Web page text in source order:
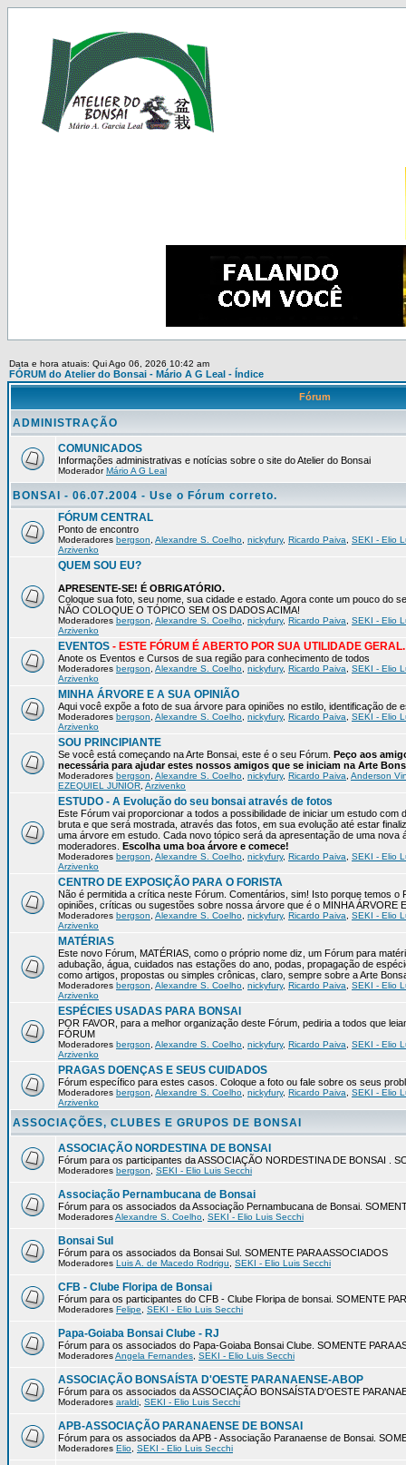
Data e hora atuais: Qui Ago 06, 2026 10:42 am
FÓRUM do Atelier do Bonsai - Mário A G Leal - Índice
Fórum
ADMINISTRAÇÃO
COMUNICADOS
Informações administrativas e notícias sobre o site do Atelier do Bonsai
ModeradorMário A G Leal
BONSAI - 06.07.2004 - Use o Fórum correto.
FÓRUM CENTRAL
Ponto de encontro
Moderadores bergson Alexandre S. Coelho nickyfury, Ricardo Paiva
SEKI - Elio
Arzivenko
QUEM SOU EU?
APRESENTE-SE! É OBRIGATÓRIO.
Coloque sua foto, seu nome, sua cidade e estado. Agora conte um pouco do
NÃO COLOQUE O TÓPICO SEM OS DADOS ACIMA!
Moderadores bergson Alexandre S. Coelho nickyfury, Ricardo Paiva
SEKI - Elio
Arzivenko
EVENTOS - ESTE FÓRUM É ABERTO POR SUA UTILIDADE GERAL.
Anote os Eventos e Cursos de sua região para conhecimento de todos
Moderadores bergson Alexandre S. Coelho nickyfury, Ricardo Paiva
SEKI - Elio
Arzivenko
MINHA ÁRVORE E A SUA OPINIÃO
Aqui você expõe a foto de sua árvore para opiniões no estilo, identificação de
Moderadores bergson Alexandre S. Coelho nickyfury, Ricardo Paiva
SEKI - Elio
Arzivenko
SOU PRINCIPIANTE
Se você está começando na Arte Bonsai, este é o seu Fórum. Peço aos
necessária para ajudar estes nossos amigos que se iniciam na Arte
Moderadores bergson Alexandre S. Coelho nickyfury, Ricardo Paiva Anderson
EZEQUIEL JUNIOR Arzivenko
ESTUDO - A Evolução do seu bonsai através de fotos
Este Fórum vai proporcionar a todos a possibilidade de iniciar um estudo com
bruta e que será mostrada, através das fotos, em sua evolução até estar
uma árvore em estudo. Cada novo tópico será da apresentação de uma
moderadores. Escolha uma boa árvore e comece!
Moderadores bergson Alexandre S. Coelho nickyfury, Ricardo Paiva
SEKI - Elio
Arzivenko
CENTRO DE EXPOSIÇÃO PARA O FORISTA
Não é permitida a crítica neste Fórum. Comentários, sim! Isto porque temos
opiniões, críticas ou sugestões sobre nossa árvore que é o MINHA ÁRVORE
Moderadores bergson Alexandre S. Coelho nickyfury, Ricardo Paiva
SEKI - Elio
Arzivenko
MATÉRIAS
Este novo Fórum, MATÉRIAS, como o próprio nome diz, um Fórum para
adubação, água, cuidados nas estações do ano, podas, propagação de
como artigos, propostas ou simples crônicas, claro, sempre sobre a Arte
Moderadores bergson Alexandre S. Coelho nickyfury, Ricardo Paiva
SEKI - Elio
Arzivenko
ESPÉCIES USADAS PARA BONSAI
POR FAVOR, para a melhor organização deste Fórum, pediria a todos que
FÓRUM
Moderadores bergson Alexandre S. Coelho nickyfury, Ricardo Paiva
SEKI - Elio
Arzivenko
PRAGAS DOENÇAS E SEUS CUIDADOS
Fórum específico para estes casos. Coloque a foto ou fale sobre os seus
Moderadores bergson Alexandre S. Coelho nickyfury, Ricardo Paiva
SEKI - Elio
Arzivenko
ASSOCIAÇÕES, CLUBES E GRUPOS DE BONSAI
ASSOCIAÇÃO NORDESTINA DE BONSAI
Fórum para os participantes da ASSOCIAÇÃO NORDESTINA DE BONSAI .
Moderadores bergson SEKI - Elio Luis Secchi
Associação Pernambucana de Bonsai
Fórum para os associados da Associação Pernambucana de Bonsai.
ModeradoresAlexandre S. Coelho SEKI - Elio Luis Secchi
Bonsai Sul
Fórum para os associados da Bonsai Sul. SOMENTE PARA ASSOCIADOS
Moderadores Luis A. de Macedo Rodrigu SEKI - Elio Luis Secchi
CFB - Clube Floripa de Bonsai
Fórum para os participantes do CFB - Clube Floripa de bonsai. SOMENTE
Moderadores Felipe SEKI - Elio Luis Secchi
Papa-Goiaba Bonsai Clube - RJ
Fórum para os associados do Papa-Goiaba Bonsai Clube. SOMENTE PARA
ModeradoresAngela Fernandes SEKI - Elio Luis Secchi
ASSOCIAÇÃO BONSAÍSTA D'OESTE PARANAENSE-ABOP
Fórum para os associados da ASSOCIAÇÃO BONSAÍSTA D'OESTE
Moderadores araldi SEKI - Elio Luis Secchi
APB-ASSOCIAÇÃO PARANAENSE DE BONSAI
Fórum para os associados da APB - Associação Paranaense de Bonsai.
Moderadores Elio SEKI - Elio Luis Secchi